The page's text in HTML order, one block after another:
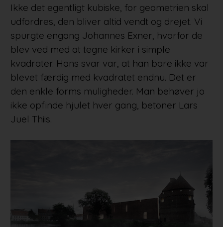
Ikke det egentligt kubiske, for geometrien skal
udfordres, den bliver altid vendt og drejet. Vi
spurgte engang Johannes Exner, hvorfor de
blev ved med at tegne kirker i simple
kvadrater. Hans svar var, at han bare ikke var
blevet færdig med kvadratet endnu. Det er
den enkle forms muligheder. Man behøver jo
ikke opfinde hjulet hver gang, betoner Lars
Juel Thiis.